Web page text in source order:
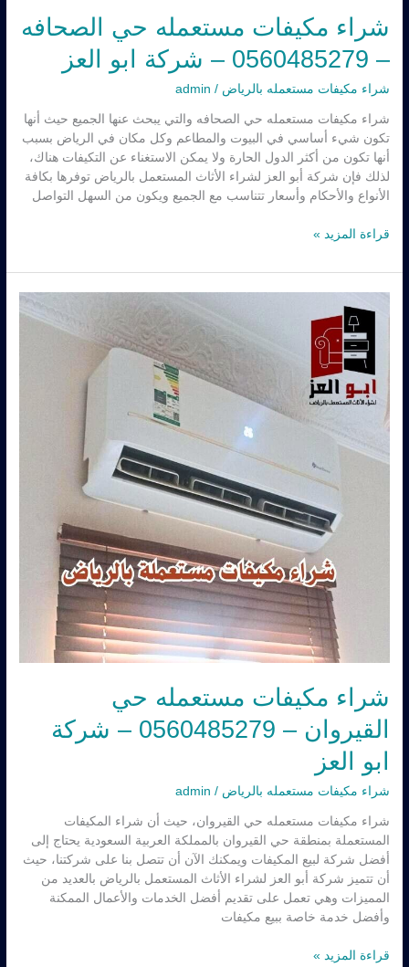
شراء مكيفات مستعمله حي الصحافه
– 0560485279 – شركة ابو العز
شراء مكيفات مستعمله بالرياض /
admin
شراء مكيفات مستعمله حي الصحافه والتي يبحث عنها الجميع حيث أنها
تكون شيء أساسي في البيوت والمطاعم وكل مكان في الرياض بسبب
أنها تكون من أكثر الدول الحارة ولا يمكن الاستغناء عن التكيفات هناك،
لذلك فإن شركة أبو العز لشراء الأثاث المستعمل بالرياض توفرها بكافة
الأنواع والأحكام وأسعار تتناسب مع الجميع ويكون من السهل التواصل
قراءة المزيد »
شراء مكيفات مستعمله حي
القيروان – 0560485279 – شركة
ابو العز
شراء مكيفات مستعمله بالرياض /
admin
شراء مكيفات مستعمله حي القيروان، حيث أن شراء المكيفات
المستعملة بمنطقة حي القيروان بالمملكة العربية السعودية يحتاج إلى
أفضل شركة لبيع المكيفات ويمكنك الآن أن تتصل بنا على شركتنا، حيث
أن تتميز شركة أبو العز لشراء الأثاث المستعمل بالرياض بالعديد من
المميزات وهي تعمل على تقديم أفضل الخدمات والأعمال الممكنة
وأفضل خدمة خاصة ببيع مكيفات
مكيفات
مستعمله
القيروان
0560485279
–
شركة
قراءة المزيد »